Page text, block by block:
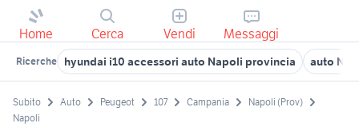
Home Cerca Vendi Messaggi
Ricerche hyundai i10 accessori auto Napoli provincia auto
Subito Auto Peugeot 107 Campania
Napoli (Prov)
Napoli